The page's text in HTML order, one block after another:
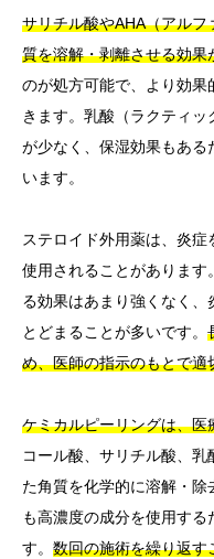
サリチル酸やAHA（アル
質を溶解・剥離させる効果
のが処方可能で、より効
きます。乳酸（ラクティ
が少なく、保湿効果もある
います。
ステロイド外用薬は、炎
使用されることがあります
る効果はあまり強くなく
とどまることが多いです。
め、医師の指示のもとで
ケミカルピーリングは、
コール酸、サリチル酸、
た角質を化学的に溶解・除
も高濃度の成分を使用す
す。 数回の施術を繰り返す